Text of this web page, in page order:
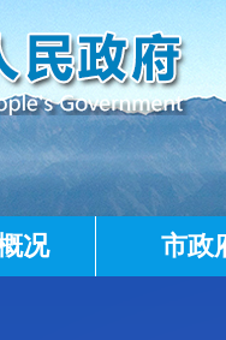
况 市政